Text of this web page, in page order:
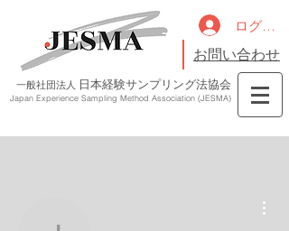
一般社団法人 日本経験サンプリング法協会
Japan Experience Sampling Method Association (JESMA)
ログイン
お問い合わせ